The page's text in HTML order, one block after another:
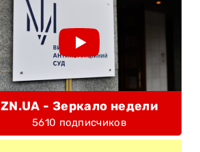
ZN.UA - Зеркало недели
5610 подписчиков